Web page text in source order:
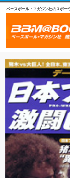
ベースボール・マガジン社のスポー